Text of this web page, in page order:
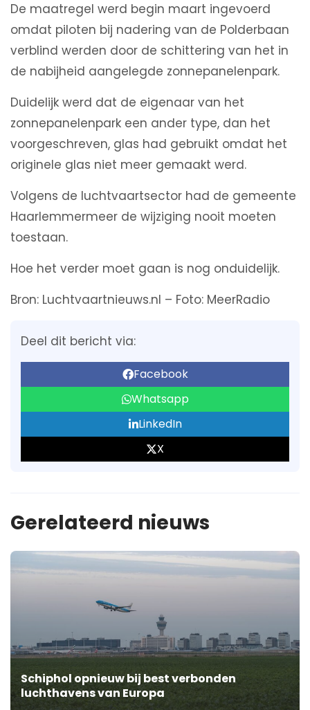
De maatregel werd begin maart ingevoerd
omdat piloten bij nadering van de Polderbaan
verblind werden door de schittering van het in
de nabijheid aangelegde zonnepanelenpark.
Duidelijk werd dat de eigenaar van het
zonnepanelenpark een ander type, dan het
voorgeschreven, glas had gebruikt omdat het
originele glas niet meer gemaakt werd.
Volgens de luchtvaartsector had de gemeente
Haarlemmermeer de wijziging nooit moeten
toestaan.
Hoe het verder moet gaan is nog onduidelijk.
Bron: Luchtvaartnieuws.nl – Foto: MeerRadio
Deel dit bericht via:
Facebook
Whatsapp
LinkedIn
X
Gerelateerd nieuws
Schiphol opnieuw bij best verbonden
luchthavens van Europa